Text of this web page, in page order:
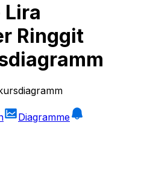
Ringgit
Diagramme